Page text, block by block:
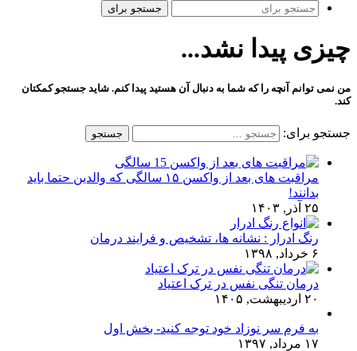
جستجو برای
چیزی پیدا نشد...
من نمی توانم آنچه را که شما به دنبال آن هستید پیدا کنم. شاید جستجو کمکتان
کند.
جستجو برای:
مراقبت های بعد از واکسن ۱۵ سالگی که والدین حتما باید
بدانند!
۲۵ آذر, ۱۴۰۳
رنگ ادرار : نشانه ها، تشخیص و فرایند درمان
۶ خرداد, ۱۳۹۸
درمان تنگی نفس در ترک اعتیاد
۲۰ اردیبهشت, ۱۴۰۵
به فرم سر نوزاد خود توجه کنید- بخش اول
۱۷ مرداد, ۱۳۹۷